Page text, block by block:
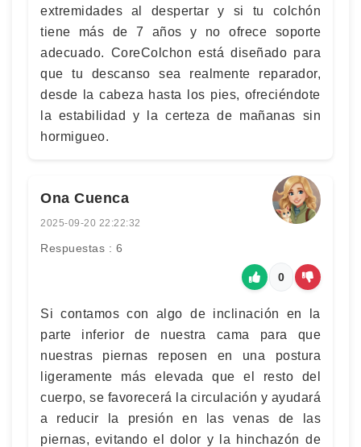
extremidades al despertar y si tu colchón
tiene más de 7 años y no ofrece soporte
adecuado. CoreColchon está diseñado para
que tu descanso sea realmente reparador,
desde la cabeza hasta los pies, ofreciéndote
la estabilidad y la certeza de mañanas sin
hormigueo.
Ona Cuenca
2025-09-20 22:22:32
Respuestas : 6
0
Si contamos con algo de inclinación en la
parte inferior de nuestra cama para que
nuestras piernas reposen en una postura
ligeramente más elevada que el resto del
cuerpo, se favorecerá la circulación y ayudará
a reducir la presión en las venas de las
piernas, evitando el dolor y la hinchazón de